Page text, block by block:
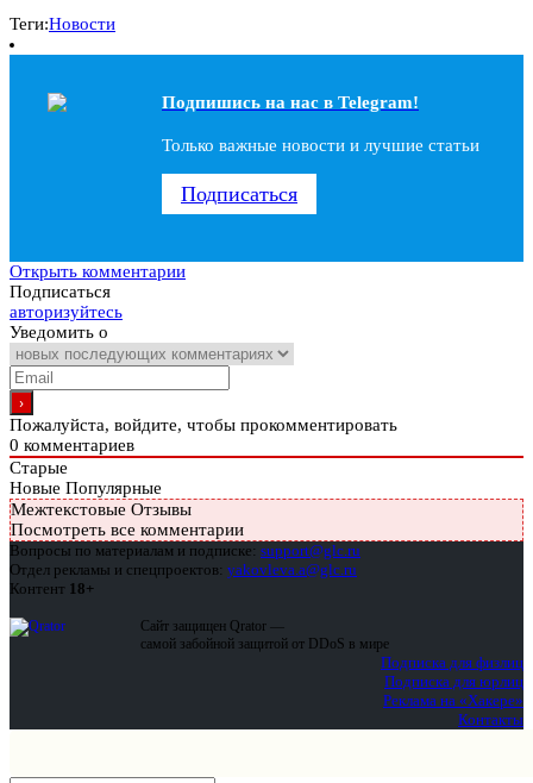
Теги:Новости
Подпишись на наc в Telegram!
Только важные новости и лучшие статьи
Подписаться
Открыть комментарии
Подписаться
авторизуйтесь
Уведомить о
Пожалуйста, войдите, чтобы прокомментировать
0 комментариев
Старые
Новые Популярные
Межтекстовые Отзывы
Посмотреть все комментарии
Вопросы по материалам и подписке: support@glc.ru
Отдел рекламы и спецпроектов: yakovleva.a@glc.ru
Контент 18+
Сайт защищен Qrator —
самой забойной защитой от DDoS в мире
Подписка для физлиц
Подписка для юрлиц
Реклама на «Хакере»
Контакты